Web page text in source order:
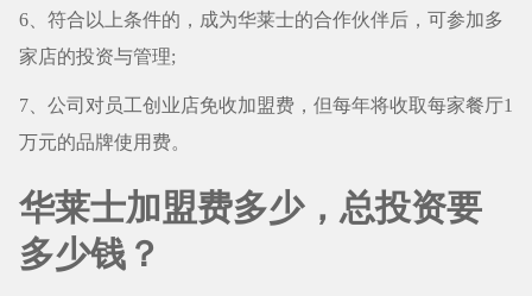
6、符合以上条件的，成为华莱士的合作伙伴后，可参加多
家店的投资与管理;
7、公司对员工创业店免收加盟费，但每年将收取每家餐厅1
万元的品牌使用费。
华莱士加盟费多少，总投资要
多少钱？